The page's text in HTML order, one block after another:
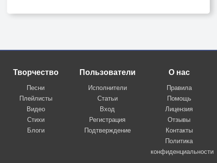
Творчество
Песни
Плейлисты
Видео
Стихи
Блоги
Пользователи
Исполнители
Статьи
Вход
Регистрация
Подтверждение
О нас
Правила
Помощь
Лицензия
Отзывы
Контакты
Политика
конфиденциальности